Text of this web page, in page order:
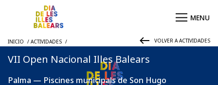
INICIO ACTIVIDADES VOLVER A ACTIVIDADES
VII Open Nacional Illes Balears
Palma — Piscines municipals de Son Hugo